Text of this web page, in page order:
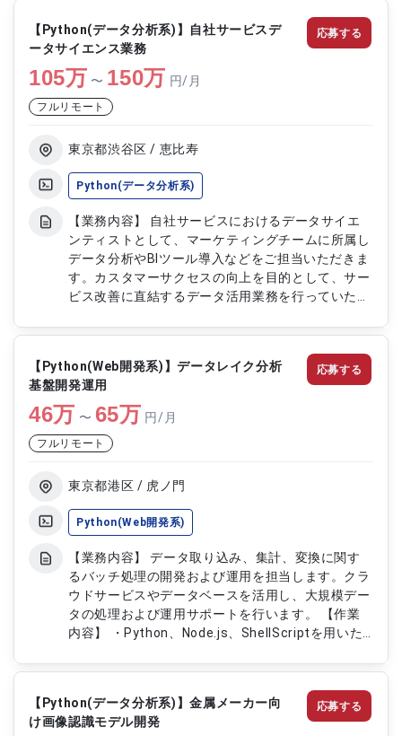
連携しながらプロジェクトを進めるポジションで
す。 【作業内容】 ・分析要件の定義および整理 ・
データ加工、集計および分析対応 ・分析結果をも
とにしたインサイト抽出、レポート作成 ・改善施
策の提案および実行支援 ・関係者との調整、コミ
ュニケーション対応
【Python(データ分析系)】自社サービスデ
ータサイエンス業務
105万 〜 150万 円/月
フルリモート
東京都渋谷区 / 恵比寿
Python(データ分析系)
【業務内容】 自社サービスにおけるデータサイエ
ンティストとして、マーケティングチームに所属し
データ分析やBIツール導入などをご担当いただきま
す。カスタマーサクセスの向上を目的として、サー
ビス改善に直結するデータ活用業務を行っていただ
一部関与いただきます。 【作業内容】 ・自社デー
タの抽出および分析 ・BIツールの導入設計および運
用 ・GoogleAnalyticsを用いたサイト解析 ・自社
システムの設計および実装
応募する
【Python(Web開発系)】データレイク分析
基盤開発運用
46万 〜 65万 円/月
フルリモート
東京都港区 / 虎ノ門
Python(Web開発系)
【業務内容】 データ取り込み、集計、変換に関す
るバッチ処理の開発および運用を担当します。クラ
ウドサービスやデータベースを活用し、大規模デー
タの処理および運用サポートを行います。 【作業
内容】 ・Python、Node.js、ShellScriptを用いた
管理 ・Docker、Kubernetesを利用したシステム運
用 ・クラウドサービス（GCP、AWS等）を用いた
開発・運用 ・データ集計およびBIツール使用サポー
ト
応募する
【Python(データ分析系)】金属メーカー向
け画像認識モデル開発
応募する